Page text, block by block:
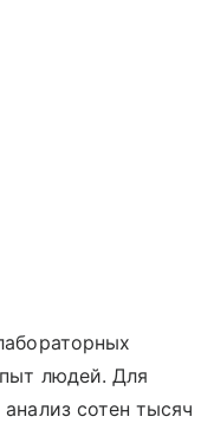
людей. Для
сотен тысяч